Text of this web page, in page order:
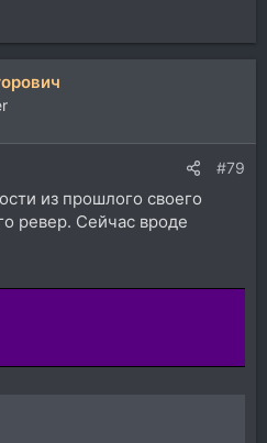
#79
из прошлого своего
ревер. Сейчас вроде